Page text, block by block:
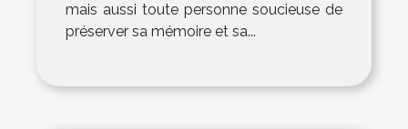
mais aussi toute personne soucieuse de
préserver sa mémoire et sa...